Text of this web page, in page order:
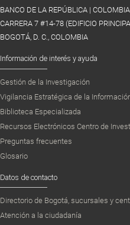
BANCO DE LA REPÚBLICA | COLOMBIA
CARRERA 7 #14-78 (EDIFICIO
BOGOTÁ, D. C., COLOMBIA
Información de interés y ayuda
Gestión de la Investigación
Vigilancia Estratégica de la
Biblioteca Especializada
Recursos Electrónicos Centro de
Preguntas frecuentes
Glosario
Datos de contacto
Directorio de Bogotá, sucursales y
Atención a la ciudadanía